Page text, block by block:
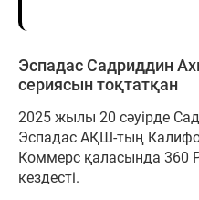
Эспадас Садриддин
сериясын тоқтатқан
2025 жылы 20 сәуірде
Эспадас АҚШ-тың
Коммерс қаласында 360
кездесті.